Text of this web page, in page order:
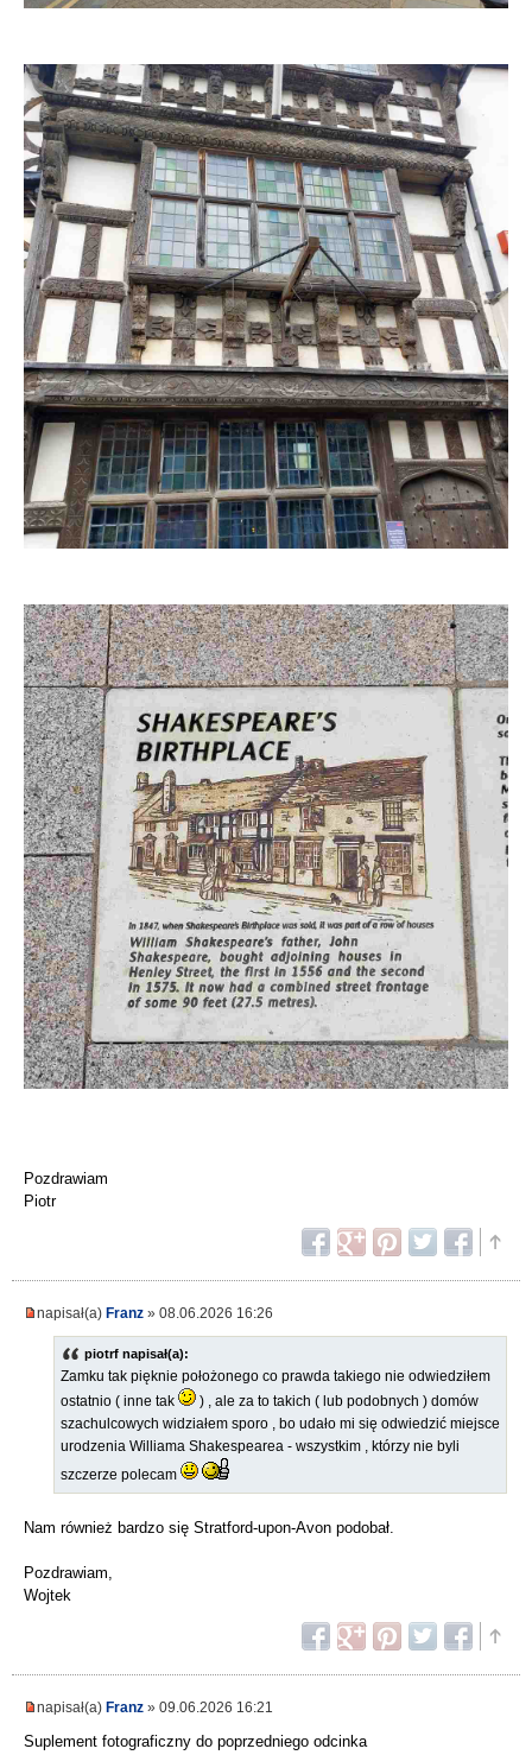
Pozdrawiam
Piotr
napisał(a) Franz » 08.06.2026 16:26
piotrf napisał(a):
Zamku tak pięknie położonego co prawda takiego nie odwiedziłem
ostatnio ( inne tak
) , ale za to takich ( lub podobnych ) domów
szachulcowych widziałem sporo , bo udało mi się odwiedzić miejsce
urodzenia Williama Shakespearea - wszystkim , którzy nie byli
szczerze polecam
Nam również bardzo się Stratford-upon-Avon podobał.
Pozdrawiam,
Wojtek
napisał(a) Franz » 09.06.2026 16:21
Suplement fotograficzny do poprzedniego odcinka